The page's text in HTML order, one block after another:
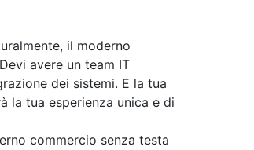
il moderno
avere un team IT
dei sistemi. E la tua
la tua esperienza unica e di
commercio senza testa